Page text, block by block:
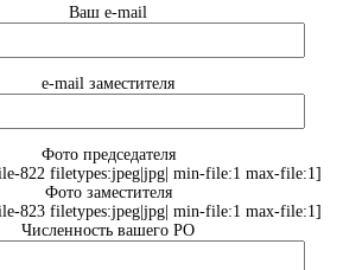
Ваш e-mail
e-mail заместителя
Фото председателя
822 filetypes:jpeg|jpg| min-file:1 max-file:1]
Фото заместителя
823 filetypes:jpeg|jpg| min-file:1 max-file:1]
Численность вашего РО